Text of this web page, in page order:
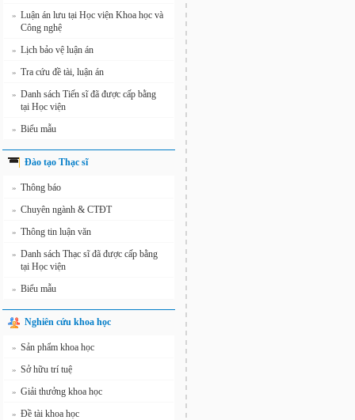
» Luận án lưu tại Học viện Khoa học và
Công nghệ
» Lịch bảo vệ luận án
» Tra cứu đề tài, luận án
» Danh sách Tiến sĩ đã được cấp bằng
tại Học viện
» Biểu mẫu
Đào tạo Thạc sĩ
» Thông báo
» Chuyên ngành & CTĐT
» Thông tin luận văn
» Danh sách Thạc sĩ đã được cấp bằng
tại Học viện
» Biểu mẫu
Nghiên cứu khoa học
» Sản phẩm khoa học
» Sở hữu trí tuệ
» Giải thưởng khoa học
» Đề tài khoa học